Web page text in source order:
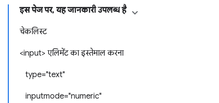
इस पेज पर, यह जानकारी उपलब्ध है
चेकलिस्ट
<input> एलिमेंट का इस्तेमाल करना
type="text"
inputmode="numeric"